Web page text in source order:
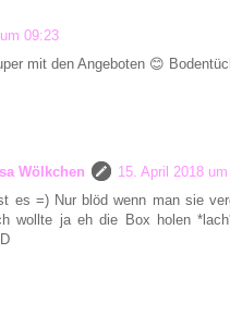
09:23
mit den Angeboten 😊
Wölkchen
15. April 2018
es =) Nur blöd wenn man sie
wollte ja eh die Box holen